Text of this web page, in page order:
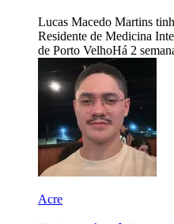
Lucas Macedo Martins
Residente de Medicina
de Porto VelhoHá 2
Acre